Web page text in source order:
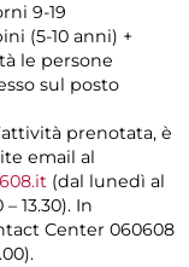
9-19
(5-10 anni) +
le persone
sul posto
prenotata, è
email al
(dal lunedì al
13.30). In
Center 060608